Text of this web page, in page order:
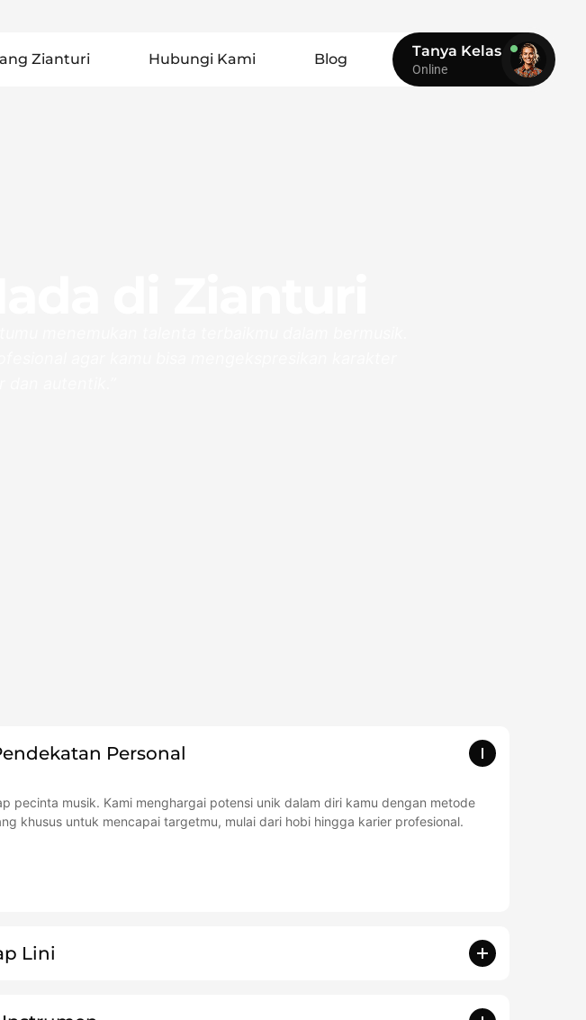
Zianturi Hubungi Kami Blog Tanya Kelas
Online
Personal
pecinta musik. Kami menghargai potensi unik dalam diri kamu dengan metode
khusus untuk mencapai targetmu, mulai dari hobi hingga karier profesional.
Lini